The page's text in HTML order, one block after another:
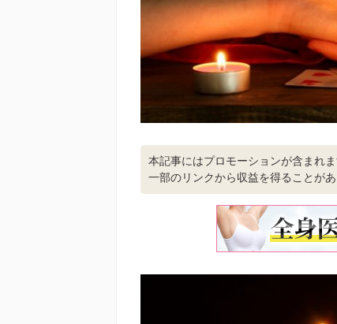
本記事にはプロモーションが含まれま
一部のリンクから収益を得ることが